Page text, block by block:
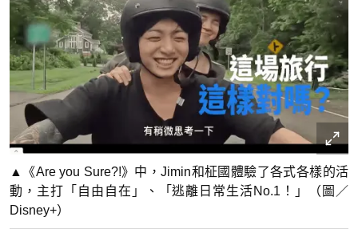
▲《Are you Sure?!》中，Jimin和柾國體驗了各式各樣的活
動，主打「自由自在」、「逃離日常生活No.1！」（圖／
Disney+）